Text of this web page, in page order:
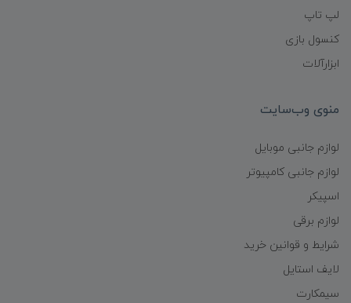
لپ تاپ
کنسول بازی
ابزارآلات
منوی وب‌سایت
لوازم جانبی موبایل
لوازم جانبی کامپیوتر
اسپیکر
لوازم برقی
شرایط و قوانین خرید
لایف استایل
سیمکارت